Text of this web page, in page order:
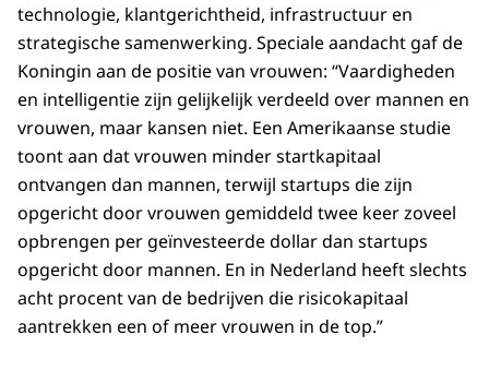
technologie, klantgerichtheid, infrastructuur en
strategische samenwerking. Speciale aandacht gaf de
Koningin aan de positie van vrouwen: “Vaardigheden
en intelligentie zijn gelijkelijk verdeeld over mannen en
vrouwen, maar kansen niet. Een Amerikaanse studie
toont aan dat vrouwen minder startkapitaal
ontvangen dan mannen, terwijl startups die zijn
opgericht door vrouwen gemiddeld twee keer zoveel
opbrengen per geïnvesteerde dollar dan startups
opgericht door mannen. En in Nederland heeft slechts
acht procent van de bedrijven die risicokapitaal
aantrekken een of meer vrouwen in de top.”